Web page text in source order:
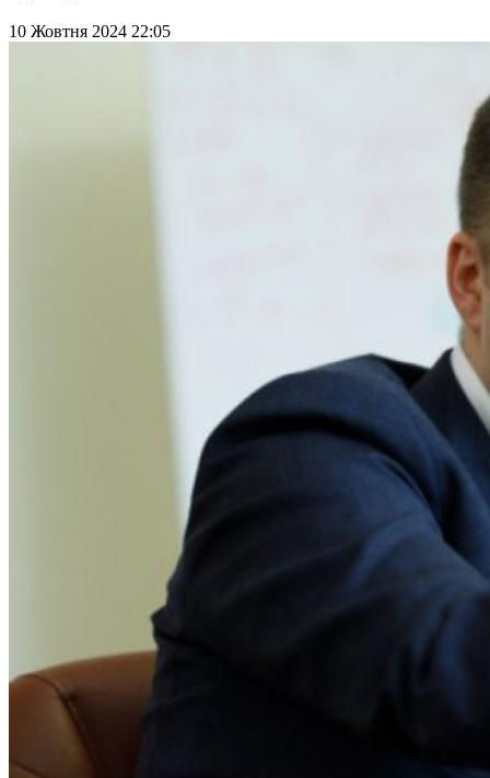
10 Жовтня 2024 22:05